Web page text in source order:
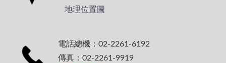
地理位置圖
電話總機：02-2261-6192
傳真：02-2261-9919